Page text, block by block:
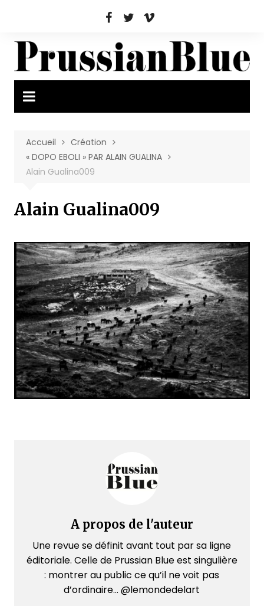
Accueil
Création
« DOPO EBOLI » PAR ALAIN GUALINA
Alain Gualina009
Alain Gualina009
A propos de l'auteur
Une revue se définit avant tout par sa ligne
éditoriale. Celle de Prussian Blue est singulière
: montrer au public ce qu’il ne voit pas
d’ordinaire... @lemondedelart